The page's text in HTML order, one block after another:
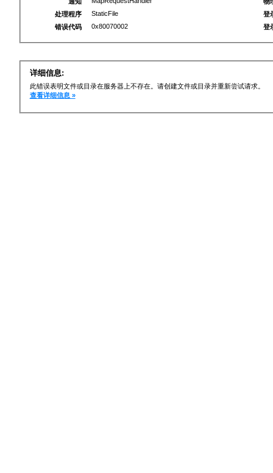
处理程序
StaticFile
错误代码
0x80070002
登
登
详细信息:
此错误表明文件或目录在服务器上不存在。请创建文件或目录并重新尝试请求。
查看详细信息 »